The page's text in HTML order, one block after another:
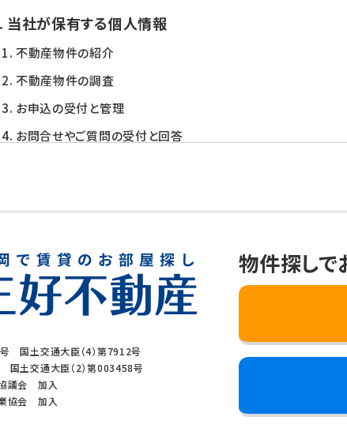
当社が保有する個人情報
1. 不動産物件の紹介
2. 不動産物件の調査
3. お申込の受付と管理
4. お問合せやご質問の受付と回答
個人情報の第三者への提供について
社は、下記の場合を除いて個人情報を第三者に提供することはあ
1. ご本人の同意がある場合
3. 利用目的の範囲内で個人情報の取扱いの全部又は一部を委
4. 人の生命、身体又は財産の保護のために必要で、ご本人の同
5. 公衆衛生の向上、児童の健全な育成のために必要で、ご本人
国土交通大臣（4）第7912号
土交通大臣（2）第003458号
協議会 加入
業協会 加入
物件探しで